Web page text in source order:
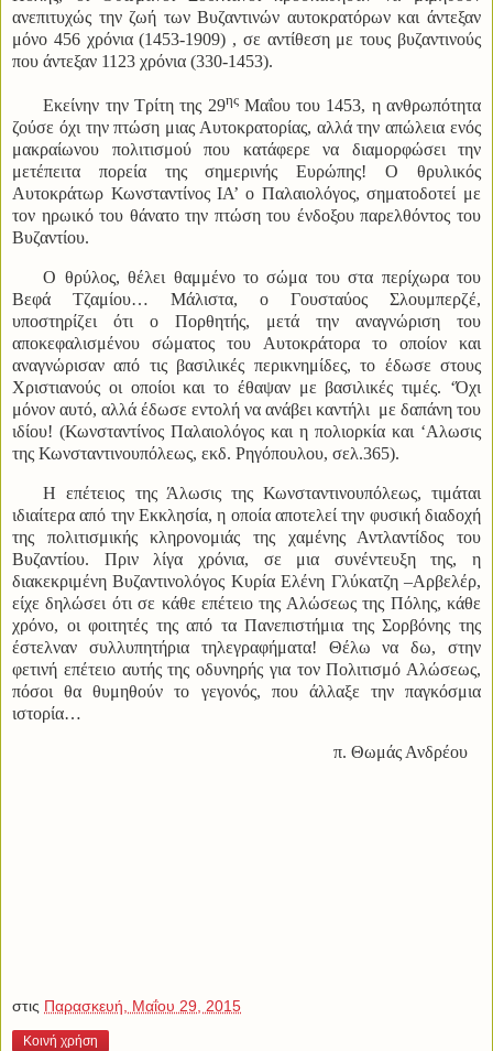
ανεπιτυχώς την ζωή των Βυζαντινών αυτοκρατόρων και άντεξαν
μόνο 456 χρόνια (1453-1909) , σε αντίθεση με τους βυζαντινούς
που άντεξαν 1123 χρόνια (330-1453).
Εκείνην την Τρίτη της 29ηςΜαΐου του 1453, η ανθρωπότητα
ζούσε όχι την πτώση μιας Αυτοκρατορίας, αλλά την απώλεια ενός
μακραίωνου πολιτισμού που κατάφερε να διαμορφώσει την
μετέπειτα πορεία της σημερινής Ευρώπης! Ο θρυλικός
Αυτοκράτωρ Κωνσταντίνος ΙΑ’ ο Παλαιολόγος, σηματοδοτεί με
τον ηρωικό του θάνατο την πτώση του ένδοξου παρελθόντος του
Βυζαντίου.
Ο θρύλος, θέλει θαμμένο το σώμα του στα περίχωρα του
Βεφά Τζαμίου… Μάλιστα, ο Γουσταύος Σλουμπερζέ,
υποστηρίζει ότι ο Πορθητής, μετά την αναγνώριση του
αποκεφαλισμένου σώματος του Αυτοκράτορα το οποίον και
αναγνώρισαν από τις βασιλικές περικνημίδες, το έδωσε στους
Χριστιανούς οι οποίοι και το έθαψαν με βασιλικές τιμές. ‘Όχι
μόνον αυτό, αλλά έδωσε εντολή να ανάβει καντήλι με δαπάνη του
ιδίου! (Κωνσταντίνος Παλαιολόγος και η πολιορκία και ‘Αλωσις
της Κωνσταντινουπόλεως, εκδ. Ρηγόπουλου, σελ.365).
Η επέτειος της Άλωσις της Κωνσταντινουπόλεως, τιμάται
ιδιαίτερα από την Εκκλησία, η οποία αποτελεί την φυσική διαδοχή
της πολιτισμικής κληρονομιάς της χαμένης Αντλαντίδος του
Βυζαντίου. Πριν λίγα χρόνια, σε μια συνέντευξη της, η
διακεκριμένη Βυζαντινολόγος Κυρία Ελένη Γλύκατζη –Αρβελέρ,
είχε δηλώσει ότι σε κάθε επέτειο της Αλώσεως της Πόλης, κάθε
χρόνο, οι φοιτητές της από τα Πανεπιστήμια της Σορβόνης της
έστελναν συλλυπητήρια τηλεγραφήματα! Θέλω να δω, στην
φετινή επέτειο αυτής της οδυνηρής για τον Πολιτισμό Αλώσεως,
πόσοι θα θυμηθούν το γεγονός, που άλλαξε την παγκόσμια
ιστορία…
π. Θωμάς Ανδρέου
στις Παρασκευή, Μαΐου 29, 2015
Κοινή χρήση